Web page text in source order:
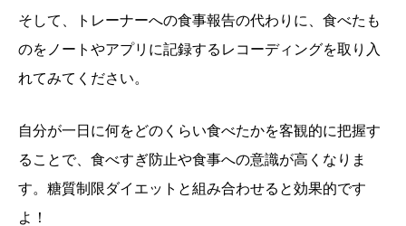
そして、トレーナーへの食事報告の代わりに、食べたも
のをノートやアプリに記録するレコーディングを取り入
れてみてください。
自分が一日に何をどのくらい食べたかを客観的に把握す
ることで、食べすぎ防止や食事への意識が高くなりま
す。糖質制限ダイエットと組み合わせると効果的です
よ！